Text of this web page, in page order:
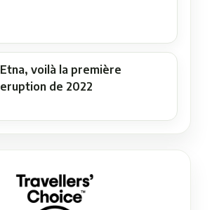
Etna, voilà la première
eruption de 2022